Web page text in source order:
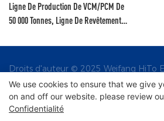
Ligne De Production De VCM/PCM De
50 000 Tonnes, Ligne De Revêtement
Peinture, Ligne D'impression Couleur
Droits d'auteur © 2025 Weifang HiTo
Engineering Co., Ltd |
We use cookies to ensure that we give
on and off our website. please review
Confidentialité